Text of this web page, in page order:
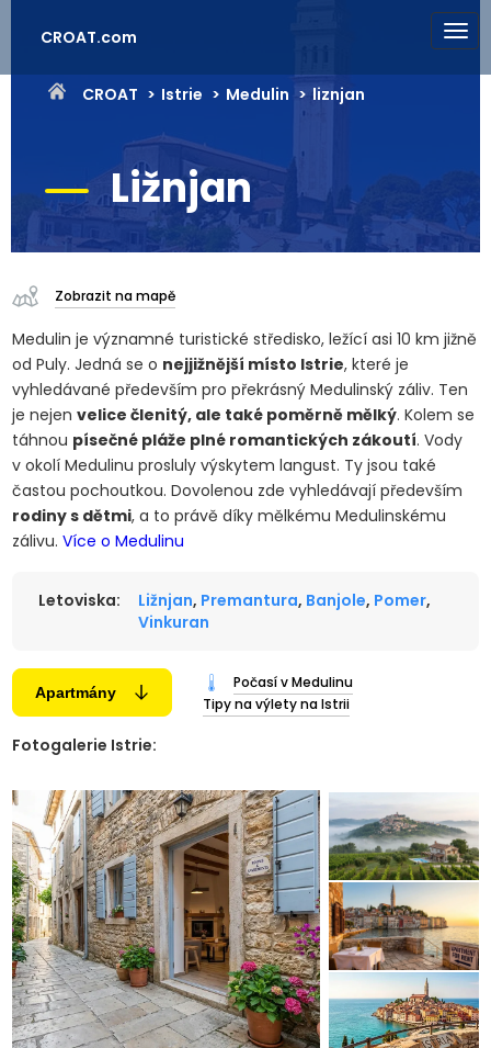
CROAT.com
CROAT Istrie Medulin liznjan
Ližnjan
Zobrazit na mapě
Medulin je významné turistické středisko, ležící asi 10 km jižně
od Puly. Jedná se o nejjižnější místo Istrie, které je
vyhledávané především pro překrásný Medulinský záliv. Ten
je nejen velice členitý, ale také poměrně mělký. Kolem se
táhnou písečné pláže plné romantických zákoutí. Vody
v okolí Medulinu prosluly výskytem langust. Ty jsou také
častou pochoutkou. Dovolenou zde vyhledávají především
rodiny s dětmi, a to právě díky mělkému Medulinskému
zálivu. Více o Medulinu
Letoviska: Ližnjan, Premantura, Banjole, Pomer,
Vinkuran
Apartmány
Počasí v Medulinu
Tipy na výlety na Istrii
Fotogalerie Istrie: